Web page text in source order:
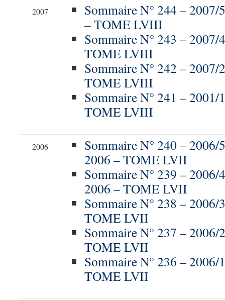
2007
Sommaire N° 244 –
– TOME LVIII
Sommaire N° 243 –
TOME LVIII
Sommaire N° 242 –
TOME LVIII
Sommaire N° 241 –
TOME LVIII
2006
Sommaire N° 240 –
2006 – TOME LVII
Sommaire N° 239 –
2006 – TOME LVII
Sommaire N° 238 –
TOME LVII
Sommaire N° 237 –
TOME LVII
Sommaire N° 236 –
TOME LVII